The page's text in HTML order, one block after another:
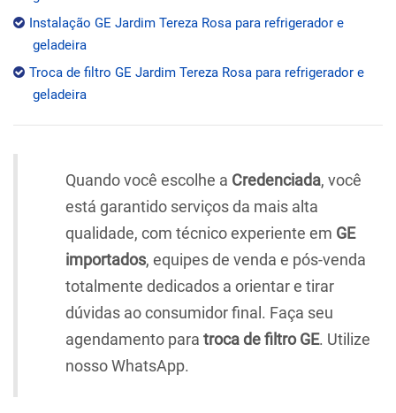
Instalação GE Jardim Tereza Rosa para refrigerador e
geladeira
Troca de filtro GE Jardim Tereza Rosa para refrigerador e
geladeira
Quando você escolhe a Credenciada, você
está garantido serviços da mais alta
qualidade, com técnico experiente em GE
importados, equipes de venda e pós-venda
totalmente dedicados a orientar e tirar
dúvidas ao consumidor final. Faça seu
agendamento para troca de filtro GE. Utilize
nosso WhatsApp.